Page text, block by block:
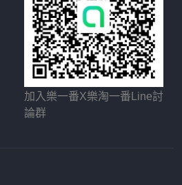
加入樂一番X樂淘一番Line討
論群